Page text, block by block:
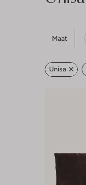
Maat
Unisa